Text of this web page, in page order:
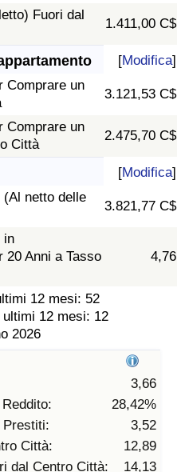
Fuori dal
1.411,00 C$
[Modifica]
Comprare un
3.121,53 C$
Comprare un
Città
2.475,70 C$
[Modifica]
(Al netto delle
3.821,77 C$
in
20 Anni a Tasso
4,76
12 mesi: 52
12 mesi: 12
2026
3,66
28,42%
Prestiti:
3,52
Città:
12,89
dal Centro Città:
14,13
(Corrente)
(Corrente)
per
Nazione